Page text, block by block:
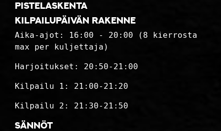
Pistelaskenta
Kilpailupäivän rakenne
Aika-ajot: 16:00 - 20:00 (8 kierrosta
max per kuljettaja)
Harjoitukset: 20:50-21:00
Kilpailu 1: 21:00-21:20
Kilpailu 2: 21:30-21:50
Sännöt